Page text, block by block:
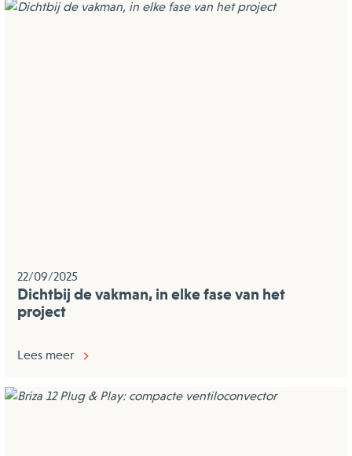
22/09/2025
Dichtbij de vakman, in elke fase van het
project
Lees meer